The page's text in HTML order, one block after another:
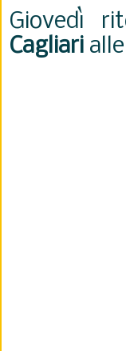
Giovedì
Cagliari alle